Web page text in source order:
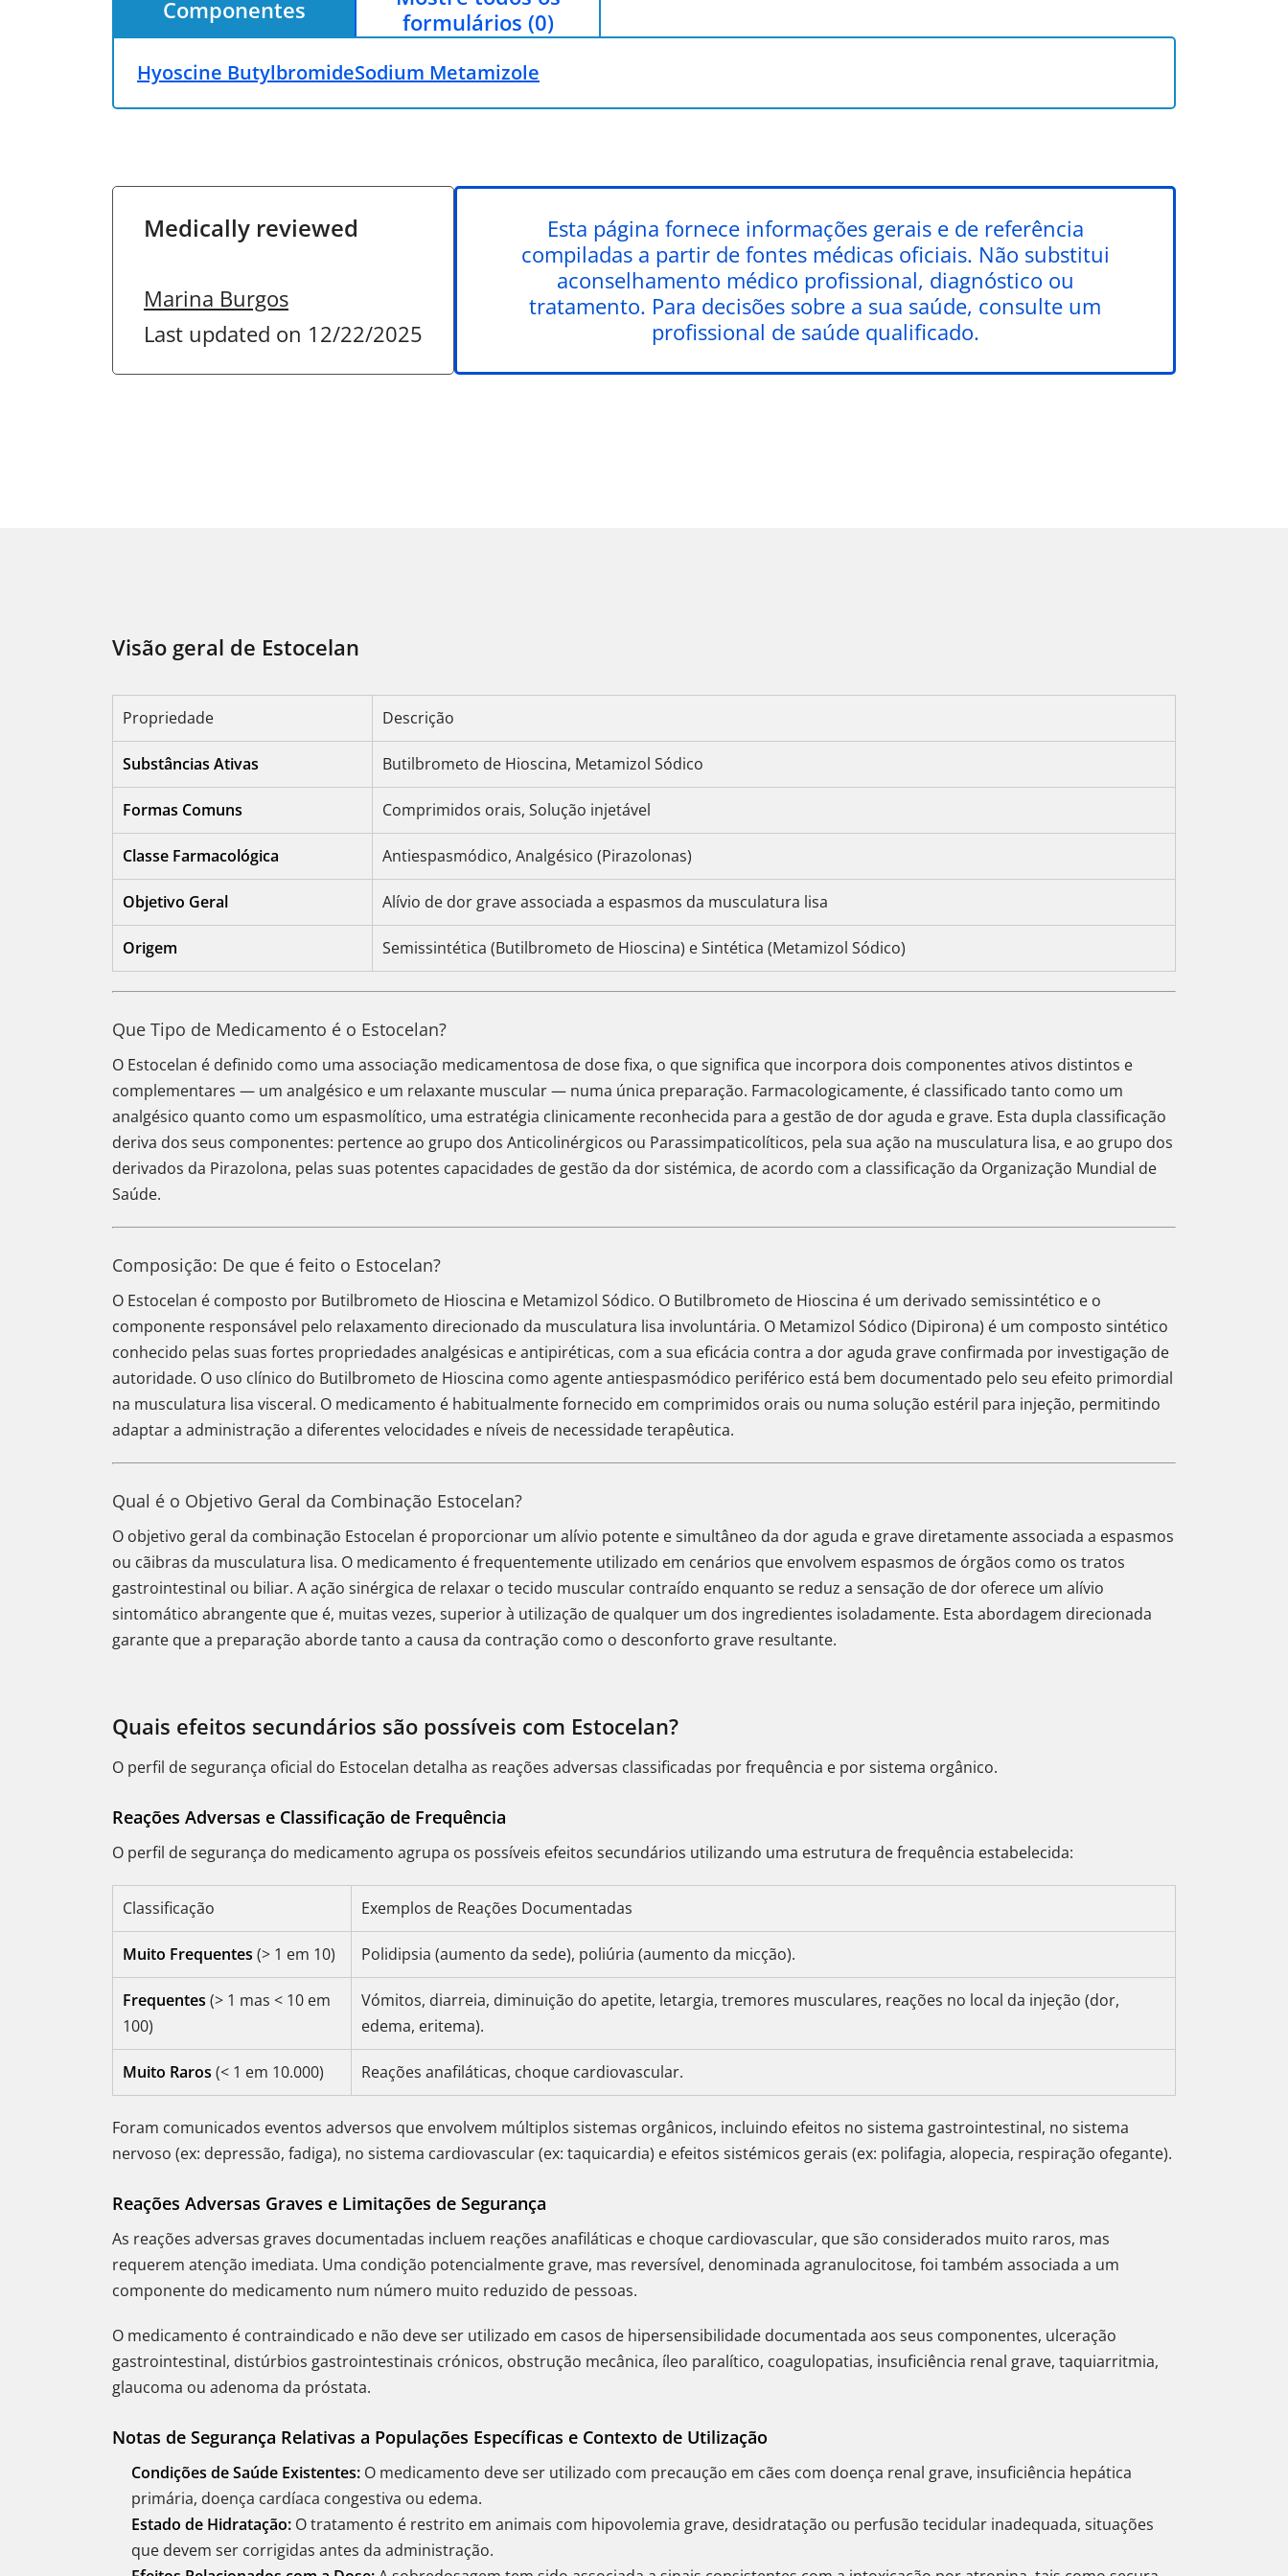
Componentes
formulários (0)
Hyoscine ButylbromideSodium Metamizole
Medically reviewed
Marina Burgos
Last updated on 12/22/2025
Esta página fornece informações gerais e de referência
compiladas a partir de fontes médicas oficiais. Não substitui
aconselhamento médico profissional, diagnóstico ou
tratamento. Para decisões sobre a sua saúde, consulte um
profissional de saúde qualificado.
Visão geral de Estocelan
Propriedade Descrição
Substâncias Ativas Butilbrometo de Hioscina, Metamizol Sódico
Formas Comuns Comprimidos orais, Solução injetável
Classe Farmacológica Antiespasmódico, Analgésico (Pirazolonas)
Objetivo Geral Alívio de dor grave associada a espasmos da musculatura lisa
Origem Semissintética (Butilbrometo de Hioscina) e Sintética (Metamizol Sódico)
Que Tipo de Medicamento é o Estocelan?
O Estocelan é definido como uma associação medicamentosa de dose fixa, o que significa que incorpora dois componentes ativos distintos e
complementares — um analgésico e um relaxante muscular — numa única preparação. Farmacologicamente, é classificado tanto como um
analgésico quanto como um espasmolítico, uma estratégia clinicamente reconhecida para a gestão de dor aguda e grave. Esta dupla classificação
deriva dos seus componentes: pertence ao grupo dos Anticolinérgicos ou Parassimpaticolíticos, pela sua ação na musculatura lisa, e ao grupo dos
derivados da Pirazolona, pelas suas potentes capacidades de gestão da dor sistémica, de acordo com a classificação da Organização Mundial de
Saúde.
Composição: De que é feito o Estocelan?
O Estocelan é composto por Butilbrometo de Hioscina e Metamizol Sódico. O Butilbrometo de Hioscina é um derivado semissintético e o
componente responsável pelo relaxamento direcionado da musculatura lisa involuntária. O Metamizol Sódico (Dipirona) é um composto sintético
conhecido pelas suas fortes propriedades analgésicas e antipiréticas, com a sua eficácia contra a dor aguda grave confirmada por investigação de
autoridade. O uso clínico do Butilbrometo de Hioscina como agente antiespasmódico periférico está bem documentado pelo seu efeito primordial
na musculatura lisa visceral. O medicamento é habitualmente fornecido em comprimidos orais ou numa solução estéril para injeção, permitindo
adaptar a administração a diferentes velocidades e níveis de necessidade terapêutica.
Qual é o Objetivo Geral da Combinação Estocelan?
O objetivo geral da combinação Estocelan é proporcionar um alívio potente e simultâneo da dor aguda e grave diretamente associada a espasmos
ou cãibras da musculatura lisa. O medicamento é frequentemente utilizado em cenários que envolvem espasmos de órgãos como os tratos
gastrointestinal ou biliar. A ação sinérgica de relaxar o tecido muscular contraído enquanto se reduz a sensação de dor oferece um alívio
sintomático abrangente que é, muitas vezes, superior à utilização de qualquer um dos ingredientes isoladamente. Esta abordagem direcionada
garante que a preparação aborde tanto a causa da contração como o desconforto grave resultante.
Quais efeitos secundários são possíveis com Estocelan?
O perfil de segurança oficial do Estocelan detalha as reações adversas classificadas por frequência e por sistema orgânico.
Reações Adversas e Classificação de Frequência
O perfil de segurança do medicamento agrupa os possíveis efeitos secundários utilizando uma estrutura de frequência estabelecida:
Classificação Exemplos de Reações Documentadas
Muito Frequentes (> 1 em 10) Polidipsia (aumento da sede), poliúria (aumento da micção).
Frequentes (> 1 mas < 10 em
100)
Vómitos, diarreia, diminuição do apetite, letargia, tremores musculares, reações no local da injeção (dor,
edema, eritema).
Muito Raros (< 1 em 10.000) Reações anafiláticas, choque cardiovascular.
Foram comunicados eventos adversos que envolvem múltiplos sistemas orgânicos, incluindo efeitos no sistema gastrointestinal, no sistema
nervoso (ex: depressão, fadiga), no sistema cardiovascular (ex: taquicardia) e efeitos sistémicos gerais (ex: polifagia, alopecia, respiração ofegante).
Reações Adversas Graves e Limitações de Segurança
As reações adversas graves documentadas incluem reações anafiláticas e choque cardiovascular, que são considerados muito raros, mas
requerem atenção imediata. Uma condição potencialmente grave, mas reversível, denominada agranulocitose, foi também associada a um
componente do medicamento num número muito reduzido de pessoas.
O medicamento é contraindicado e não deve ser utilizado em casos de hipersensibilidade documentada aos seus componentes, ulceração
gastrointestinal, distúrbios gastrointestinais crónicos, obstrução mecânica, íleo paralítico, coagulopatias, insuficiência renal grave, taquiarritmia,
glaucoma ou adenoma da próstata.
Notas de Segurança Relativas a Populações Específicas e Contexto de Utilização
Condições de Saúde Existentes: O medicamento deve ser utilizado com precaução em cães com doença renal grave, insuficiência hepática
primária, doença cardíaca congestiva ou edema.
Estado de Hidratação: O tratamento é restrito em animais com hipovolemia grave, desidratação ou perfusão tecidular inadequada, situações
que devem ser corrigidas antes da administração.